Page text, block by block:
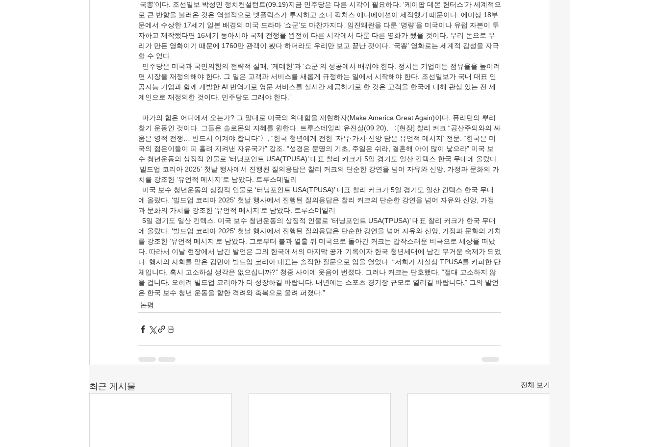
‘국뽕’이다. 조선일보 박성민 정치컨설턴트(09.19)지금 민주당은 다른 시각이 필요하다. ‘케이팝 데몬 헌터스’가 세계적으
로 큰 반향을 불러온 것은 역설적으로 넷플릭스가 투자하고 소니 픽처스 애니메이션이 제작했기 때문이다. 에미상 18부
문에서 수상한 17세기 일본 배경의 미국 드라마 ‘쇼군’도 마찬가지다. 임진왜란을 다룬 ‘명량’을 미국이나 유럽 자본이 투
자하고 제작했다면 16세기 동아시아 국제 전쟁을 완전히 다른 시각에서 다룬 다른 영화가 됐을 것이다. 우리 돈으로 우
리가 만든 영화이기 때문에 1760만 관객이 봤다 하더라도 우리만 보고 끝난 것이다. ‘국뽕’ 영화로는 세계적 감성을 자극
할 수 없다.
민주당은 미국과 국민의힘의 전략적 실패, ‘케데헌’과 ‘쇼군’의 성공에서 배워야 한다. 정치든 기업이든 점유율을 높이려
면 시장을 재정의해야 한다. 그 일은 고객과 서비스를 새롭게 규정하는 일에서 시작해야 한다. 조선일보가 국내 대표 인
공지능 기업과 함께 개발한 AI 번역기로 영문 서비스를 실시간 제공하기로 한 것은 고객을 한국에 대해 관심 있는 전 세
계인으로 재정의한 것이다. 민주당도 그래야 한다.”
마가의 힘은 어디에서 오는가? 그 말대로 미국의 위대함을 재현하자(Make America Great Again)이다. 퓨리턴의 뿌리
찾기 운동인 것이다. 그들은 솔로몬의 지혜를 원한다. 트루스데일리 유진실(09.20), 〈[현장] 찰리 커크 “공산주의와의 싸
움은 영적 전쟁… 반드시 이겨야 합니다”〉, “한국 청년에게 전한 ‘자유·가치·신앙 담은 유언적 메시지’ 전문. “한국은 미
국의 젊은이들이 피 흘려 지켜낸 자유국가” 강조. “성경은 문명의 기초, 주일은 쉬라, 결혼해 아이 많이 낳으라” 미국 보
수 청년운동의 상징적 인물로 ‘터닝포인트 USA(TPUSA)’ 대표 찰리 커크가 5일 경기도 일산 킨텍스 한국 무대에 올랐다.
‘빌드업 코리아 2025’ 첫날 행사에서 진행된 질의응답은 찰리 커크의 단순한 강연을 넘어 자유와 신앙, 가정과 문화의 가
치를 강조한 ‘유언적 메시지’로 남았다. 트루스데일리
미국 보수 청년운동의 상징적 인물로 ‘터닝포인트 USA(TPUSA)’ 대표 찰리 커크가 5일 경기도 일산 킨텍스 한국 무대
에 올랐다. ‘빌드업 코리아 2025’ 첫날 행사에서 진행된 질의응답은 찰리 커크의 단순한 강연을 넘어 자유와 신앙, 가정
과 문화의 가치를 강조한 ‘유언적 메시지’로 남았다. 트루스데일리
5일 경기도 일산 킨텍스. 미국 보수 청년운동의 상징적 인물로 ‘터닝포인트 USA(TPUSA)’ 대표 찰리 커크가 한국 무대
에 올랐다. ‘빌드업 코리아 2025’ 첫날 행사에서 진행된 질의응답은 단순한 강연을 넘어 자유와 신앙, 가정과 문화의 가치
를 강조한 ‘유언적 메시지’로 남았다. 그로부터 불과 열흘 뒤 미국으로 돌아간 커크는 갑작스러운 비극으로 세상을 떠났
다. 따라서 이날 현장에서 남긴 발언은 그의 한국에서의 마지막 공개 기록이자 한국 청년세대에 남긴 무거운 숙제가 되었
다. 행사의 사회를 맡은 김민아 빌드업 코리아 대표는 솔직한 질문으로 입을 열었다. “저희가 사실상 TPUSA를 카피한 단
체입니다. 혹시 고소하실 생각은 없으십니까?” 청중 사이에 웃음이 번졌다. 그러나 커크는 단호했다. “절대 고소하지 않
을 겁니다. 오히려 빌드업 코리아가 더 성장하길 바랍니다. 내년에는 스포츠 경기장 규모로 열리길 바랍니다.” 그의 발언
은 한국 보수 청년 운동을 향한 격려와 축복으로 울려 퍼졌다.”
논평
최근 게시물 전체 보기